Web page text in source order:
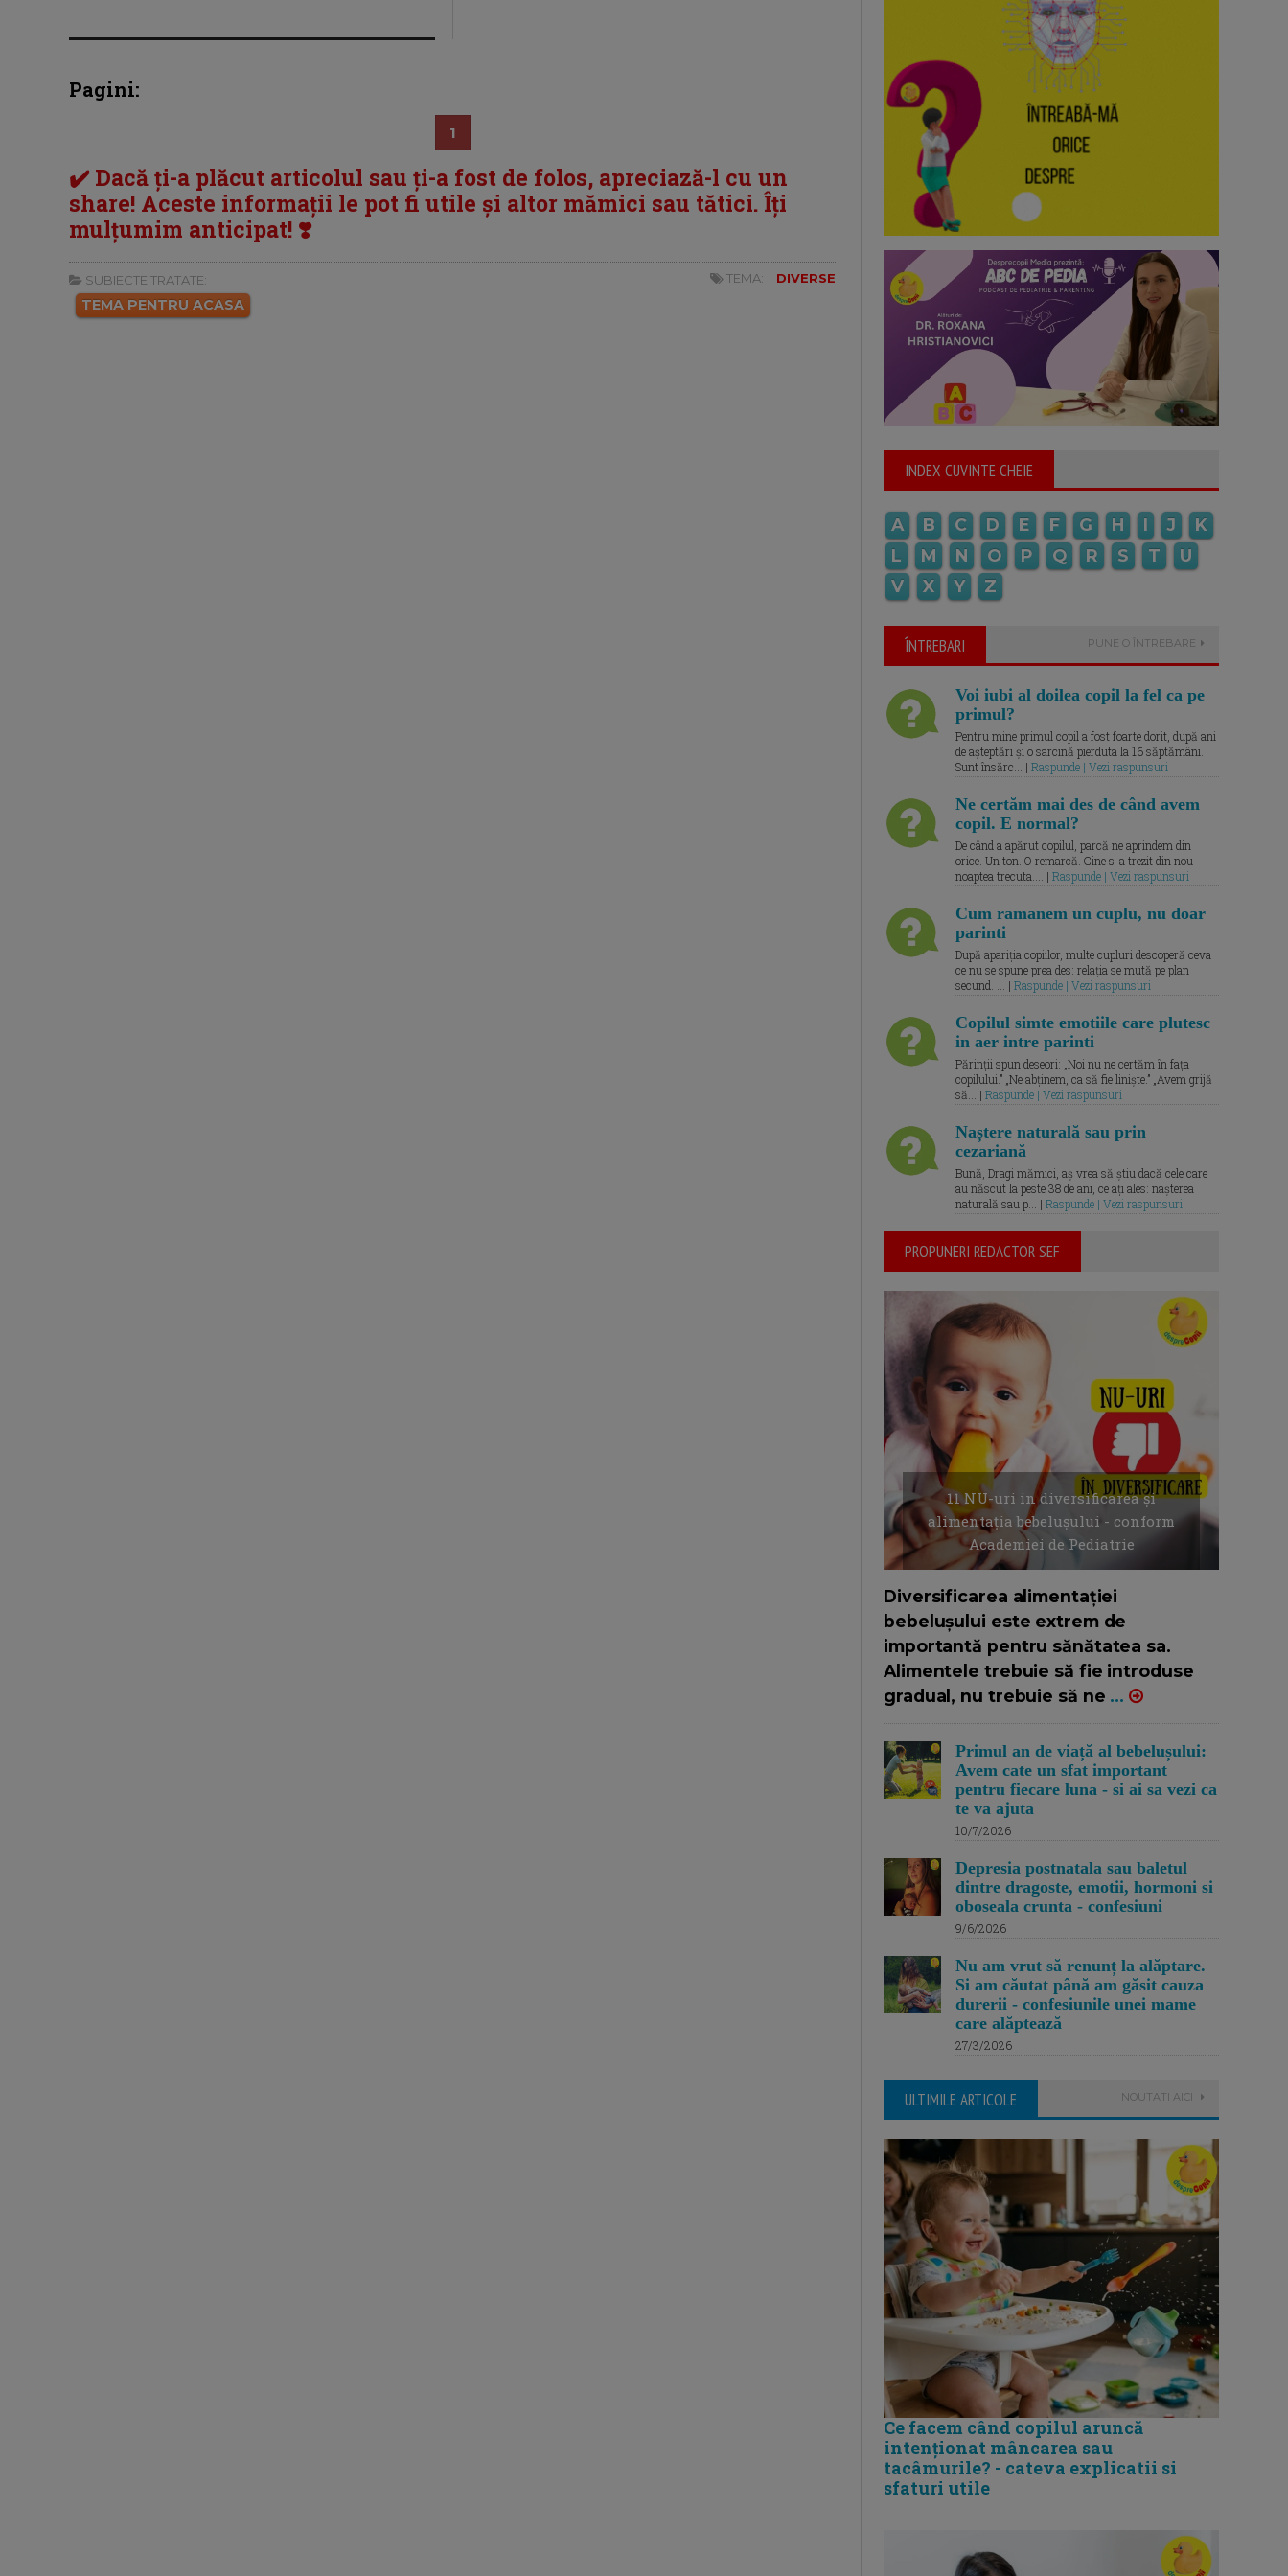
Pagini:
1
✔️ Dacă ți-a plăcut articolul sau ți-a fost de folos, apreciază-l cu un
share! Aceste informații le pot fi utile și altor mămici sau tătici. Îți
mulțumim anticipat! ❣️
SUBIECTE TRATATE:
TEMA PENTRU ACASA
TEMA: DIVERSE
INDEX CUVINTE CHEIE
A B C D E F G H I J
K
L
M N O P Q R S T
U
V
X Y Z
ÎNTREBARI PUNE O ÎNTREBARE
Voi iubi al doilea copil la fel ca pe
primul?
Pentru mine primul copil a fost foarte dorit, după ani
de așteptări și o sarcină pierduta la 16 săptămâni.
Sunt însărc... | Raspunde | Vezi raspunsuri
Ne certăm mai des de când avem
copil. E normal?
De când a apărut copilul, parcă ne aprindem din
orice. Un ton. O remarcă. Cine s-a trezit din nou
noaptea trecuta.... | Raspunde | Vezi raspunsuri
Cum ramanem un cuplu, nu doar
parinti
După apariția copiilor, multe cupluri descoperă ceva
ce nu se spune prea des: relația se mută pe plan
secund. ... | Raspunde | Vezi raspunsuri
Copilul simte emotiile care plutesc
in aer intre parinti
Părinții spun deseori: „Noi nu ne certăm în fața
copilului.” „Ne abținem, ca să fie liniște.” „Avem grijă
să... | Raspunde | Vezi raspunsuri
Naștere naturală sau prin
cezariană
Bună, Dragi mămici, aș vrea să știu dacă cele care
au născut la peste 38 de ani, ce ați ales: nașterea
naturală sau p... | Raspunde | Vezi raspunsuri
PROPUNERI REDACTOR SEF
11 NU-uri in diversificarea și
alimentația bebelușului - conform
Academiei de Pediatrie
Diversificarea alimentației
bebelușului este extrem de
importantă pentru sănătatea sa.
Alimentele trebuie să fie introduse
gradual, nu trebuie să ne ...
Primul an de viață al bebelușului:
Avem cate un sfat important
pentru fiecare luna - si ai sa vezi ca
te va ajuta
10/7/2026
Depresia postnatala sau baletul
dintre dragoste, emotii, hormoni si
oboseala crunta - confesiuni
9/6/2026
Nu am vrut să renunț la alăptare.
Si am căutat până am găsit cauza
durerii - confesiunile unei mame
care alăptează
27/3/2026
ULTIMILE ARTICOLE NOUTATI AICI
Ce facem când copilul aruncă
intenționat mâncarea sau
tacâmurile? - cateva explicatii si
sfaturi utile